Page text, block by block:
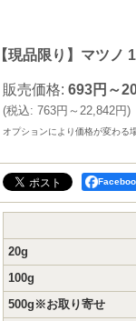
【現品限り】マツノ
販売価格: 693円～
(税込: 763円～22,842円)
オプションにより価格が変わる
20g
100g
500g※お取り寄せ